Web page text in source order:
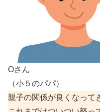
Oさん
（小５のパパ）
親子の関係が良くなって